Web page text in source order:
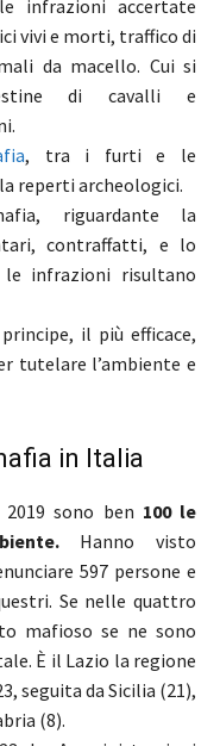
infrazioni accertate
vivi e morti, traffico di
da macello. Cui si
di cavalli e
, tra i furti e le
reperti archeologici.
riguardante la
contraffatti, e lo
infrazioni risultano
il più efficace,
tutelare l’ambiente e
in Italia
sono ben 100 le
Hanno visto
597 persone e
Se nelle quattro
mafioso se ne sono
È il Lazio la regione
seguita da Sicilia (21),
(8).